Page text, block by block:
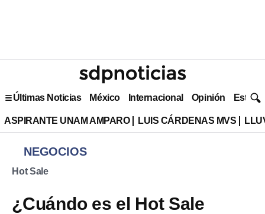
Últimas Noticias México Internacional Opinión Estilo
ASPIRANTE UNAM AMPARO LUIS CÁRDENAS MVS
NEGOCIOS
Hot Sale
¿Cuándo es el Hot Sale